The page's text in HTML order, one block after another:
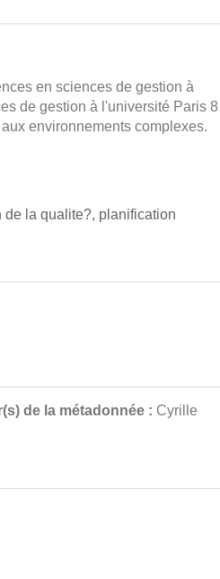
en sciences de gestion à
de gestion à l'université Paris 8
environnements complexes.
la qualite?, planification
de la métadonnée : Cyrille